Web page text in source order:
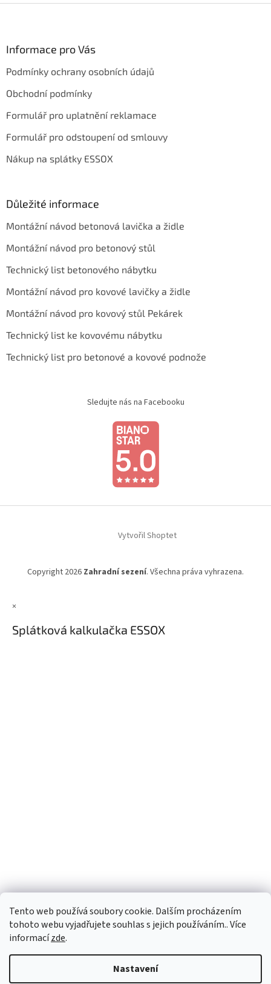
Tento web používá soubory cookie. Dalším procházením
tohoto webu vyjadřujete souhlas s jejich používáním.. Více
informacízde.
Nastavení
Informace pro Vás
Podmínky ochrany osobních údajů
Obchodní podmínky
Formulář pro uplatnění reklamace
Formulář pro odstoupení od smlouvy
Nákup na splátky ESSOX
Důležité informace
Montážní návod betonová lavička a židle
Montážní návod pro betonový stůl
Technický list betonového nábytku
Montážní návod pro kovové lavičky a židle
Montážní návod pro kovový stůl Pekárek
Technický list ke kovovému nábytku
Technický list pro betonové a kovové podnože
Sledujte nás na Facebooku
Vytvořil Shoptet
Copyright 2026 Zahradní sezení. Všechna práva vyhrazena.
×
Splátková kalkulačka ESSOX